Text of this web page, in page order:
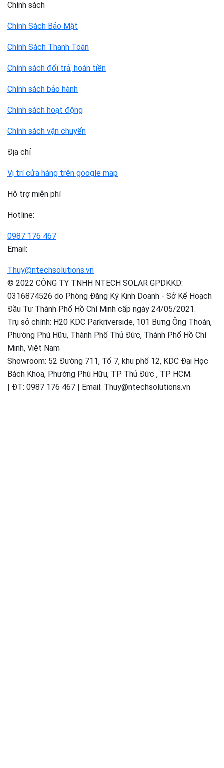
Chính sách
Chính Sách Bảo Mật
Chính Sách Thanh Toán
Chính sách đổi trả, hoàn tiền
Chính sách bảo hành
Chính sách hoạt động
Chính sách vận chuyển
Địa chỉ
Vị trí cửa hàng trên google map
Hỗ trợ miễn phí
Hotline:
0987 176 467
Email:
Thuy@ntechsolutions.vn
© 2022 CÔNG TY TNHH NTECH SOLAR GPDKKD:
0316874526 do Phòng Đăng Ký Kinh Doanh - Sở Kế Hoạch
Đầu Tư Thành Phố Hồ Chí Minh cấp ngày 24/05/2021.
Trụ sở chính: H20 KDC Parkriverside, 101 Bưng Ông Thoàn,
Phường Phú Hữu, Thành Phố Thủ Đức, Thành Phố Hồ Chí
Minh, Việt Nam
Showroom: 52 Đường 711, Tổ 7, khu phố 12, KDC Đại Học
Bách Khoa, Phường Phú Hữu, TP Thủ Đức , TP HCM.
| ĐT: 0987 176 467 | Email: Thuy@ntechsolutions.vn